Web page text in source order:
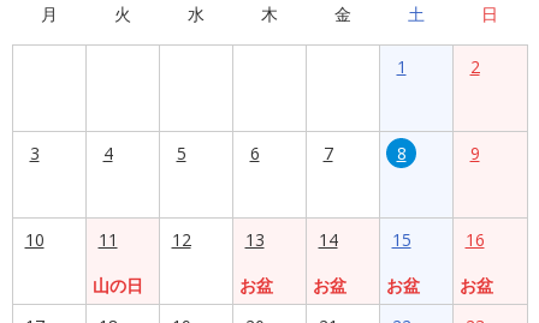
月 火 水 木 金 土 日
1 2
3 4 5 6 7 8 9
10
11
山の日
12
13
お盆
14
お盆
15
お盆
16
お盆